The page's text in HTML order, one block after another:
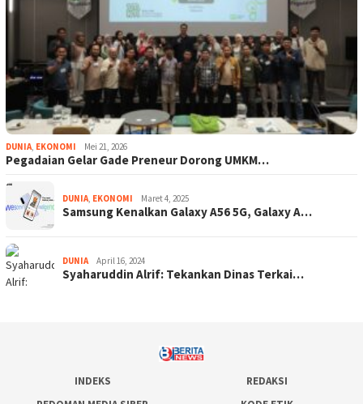
DUNIA, EKONOMI Mei 21, 2026
Pegadaian Gelar Gade Preneur Dorong UMKM…
DUNIA, EKONOMI Maret 4, 2025
Samsung Kenalkan Galaxy A56 5G, Galaxy A…
DUNIA April 16, 2024
Syaharuddin Alrif: Tekankan Dinas Terkai…
INDEKS
REDAKSI